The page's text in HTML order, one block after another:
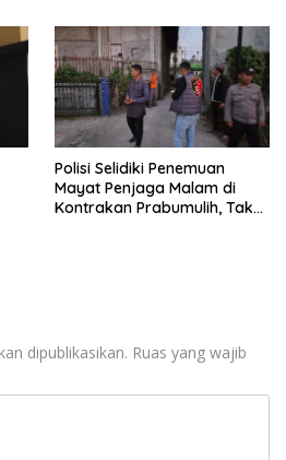
Polisi Selidiki Penemuan
Mayat Penjaga Malam di
Kontrakan Prabumulih, Tak
dipublikasikan. Ruas yang wajib